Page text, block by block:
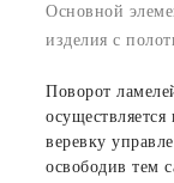
Основной
изделия с
Поворот
веревку
освободив тем